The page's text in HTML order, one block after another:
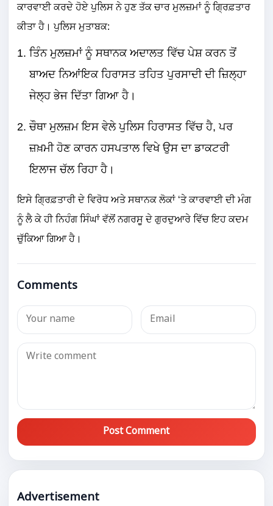
ਕਾਰਵਾਈ ਕਰਦੇ ਹੋਏ ਪੁਲਿਸ ਨੇ ਹੁਣ ਤੱਕ ਚਾਰ ਮੁਲਜ਼ਮਾਂ ਨੂੰ ਗ੍ਰਿਫ਼ਤਾਰ
ਕੀਤਾ ਹੈ। ਪੁਲਿਸ ਮੁਤਾਬਕ:
ਤਿੰਨ ਮੁਲਜ਼ਮਾਂ ਨੂੰ ਸਥਾਨਕ ਅਦਾਲਤ ਵਿੱਚ ਪੇਸ਼ ਕਰਨ ਤੋਂ
ਬਾਅਦ ਨਿਆਂਇਕ ਹਿਰਾਸਤ ਤਹਿਤ ਪੁਰਸਾਦੀ ਦੀ ਜ਼ਿਲ੍ਹਾ
ਜੇਲ੍ਹ ਭੇਜ ਦਿੱਤਾ ਗਿਆ ਹੈ।
ਚੌਥਾ ਮੁਲਜ਼ਮ ਇਸ ਵੇਲੇ ਪੁਲਿਸ ਹਿਰਾਸਤ ਵਿੱਚ ਹੈ, ਪਰ
ਜ਼ਖ਼ਮੀ ਹੋਣ ਕਾਰਨ ਹਸਪਤਾਲ ਵਿਖੇ ਉਸ ਦਾ ਡਾਕਟਰੀ
ਇਲਾਜ ਚੱਲ ਰਿਹਾ ਹੈ।
ਇਸੇ ਗ੍ਰਿਫ਼ਤਾਰੀ ਦੇ ਵਿਰੋਧ ਅਤੇ ਸਥਾਨਕ ਲੋਕਾਂ ‘ਤੇ ਕਾਰਵਾਈ ਦੀ ਮੰਗ
ਨੂੰ ਲੈ ਕੇ ਹੀ ਨਿਹੰਗ ਸਿੰਘਾਂ ਵੱਲੋਂ ਨਗਰਸੂ ਦੇ ਗੁਰਦੁਆਰੇ ਵਿੱਚ ਇਹ ਕਦਮ
ਚੁੱਕਿਆ ਗਿਆ ਹੈ।
Comments
Post Comment
Advertisement